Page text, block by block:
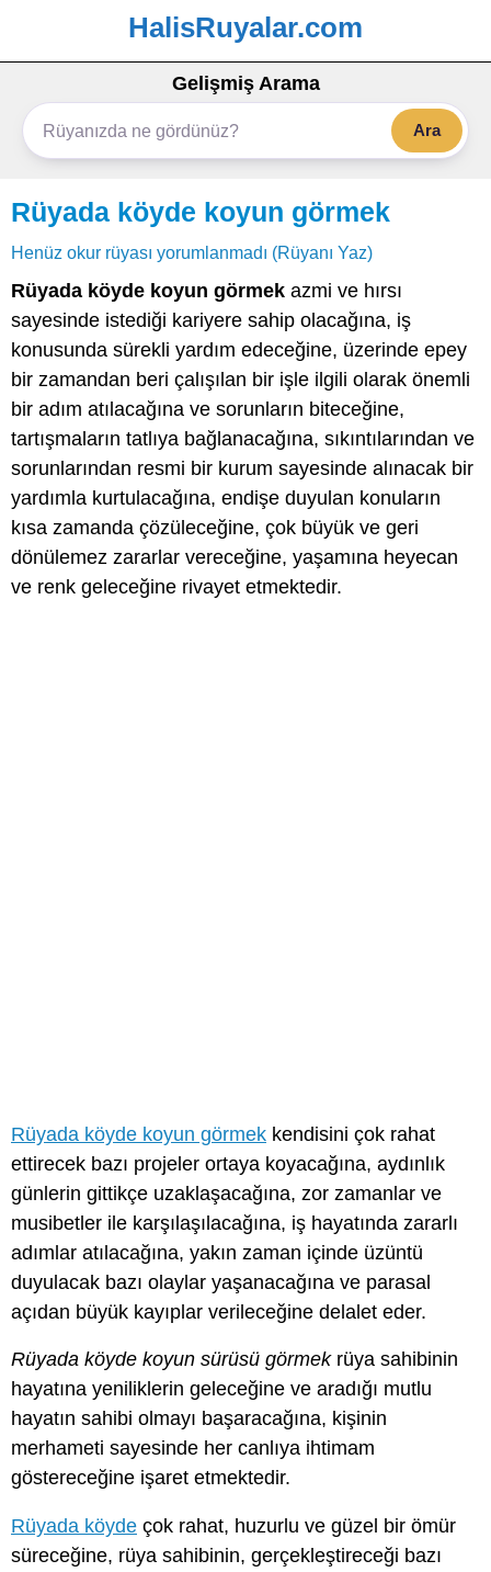
HalisRuyalar.com
Gelişmiş Arama
Ara
Rüyada köyde koyun görmek
Henüz okur rüyası yorumlanmadı (Rüyanı Yaz)
Rüyada köyde koyun görmek azmi ve hırsı
sayesinde istediği kariyere sahip olacağına, iş
konusunda sürekli yardım edeceğine, üzerinde epey
bir zamandan beri çalışılan bir işle ilgili olarak önemli
bir adım atılacağına ve sorunların biteceğine,
tartışmaların tatlıya bağlanacağına, sıkıntılarından ve
sorunlarından resmi bir kurum sayesinde alınacak bir
yardımla kurtulacağına, endişe duyulan konuların
kısa zamanda çözüleceğine, çok büyük ve geri
dönülemez zararlar vereceğine, yaşamına heyecan
ve renk geleceğine rivayet etmektedir.
Rüyada köyde koyun görmek kendisini çok rahat
ettirecek bazı projeler ortaya koyacağına, aydınlık
günlerin gittikçe uzaklaşacağına, zor zamanlar ve
musibetler ile karşılaşılacağına, iş hayatında zararlı
adımlar atılacağına, yakın zaman içinde üzüntü
duyulacak bazı olaylar yaşanacağına ve parasal
açıdan büyük kayıplar verileceğine delalet eder.
Rüyada köyde koyun sürüsü görmekrüya sahibinin
hayatına yeniliklerin geleceğine ve aradığı mutlu
hayatın sahibi olmayı başaracağına, kişinin
merhameti sayesinde her canlıya ihtimam
göstereceğine işaret etmektedir.
Rüyada köyde çok rahat, huzurlu ve güzel bir ömür
süreceğine, rüya sahibinin, gerçekleştireceği bazı